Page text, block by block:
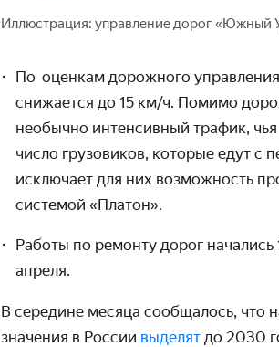
Иллюстрация: управление дорог «Южный
По оценкам дорожного
снижается до 15 км/ч. Помимо
необычно интенсивный трафик,
число грузовиков, которые едут
исключает для них возможность
системой «Платон».
Работы по ремонту дорог
апреля.
В середине месяца сообщалось, что
значения в России выделят до 2030